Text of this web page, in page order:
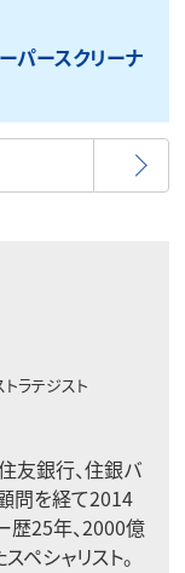
パースクリーナ
トラテジスト
友銀行、住銀バ
問を経て2014
歴25年、2000億
シャリスト。